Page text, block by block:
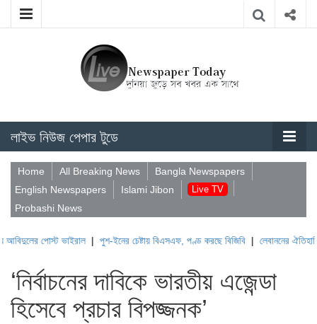
লাইভ নিউজ পেপার টুডে
Home All Breaking News
Bangla Newspapers
English Newspapers
Islami Jibon Live TV
Probashi News
পোস্ট ভাইরাল|পুশ-ইনের চেষ্টায় বিএসএফ, পণ্ড করছে বিজিবি|লেবাননের ঐতিহাসিক
‘নির্বাচনের দাবিকে ভারতীয় এজেন্ডা
হিসেবে প্রচার বিপজ্জনক’